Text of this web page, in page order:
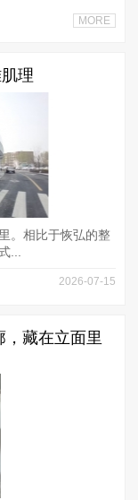
MORE
理
。相比于恢弘的整
...
2026-07-15
，藏在立面里